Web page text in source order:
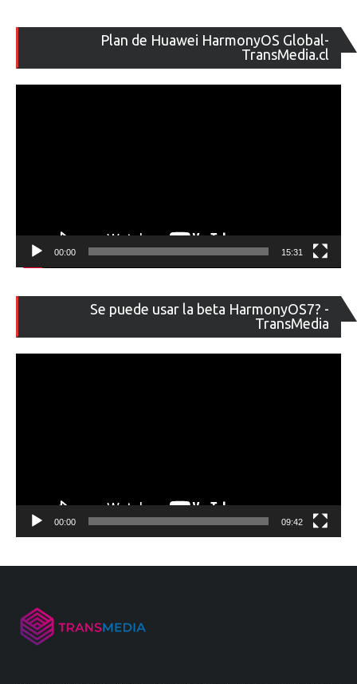
Plan de Huawei HarmonyOS Global-
TransMedia.cl
de
00:00 15:31
Se puede usar la beta HarmonyOS7? -
TransMedia
de
00:00 09:42